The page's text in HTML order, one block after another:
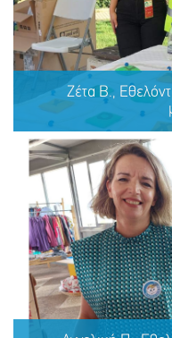
Ζέτα Β.,
Ζέτα Β., Εθελόντρια
πραγματικά